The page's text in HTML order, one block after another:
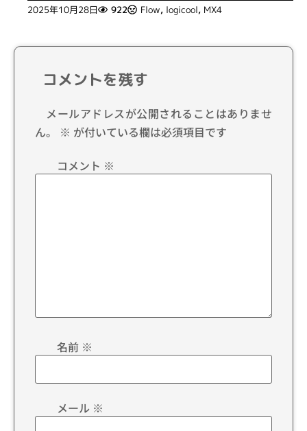
2025年10月28日 922 Flow, logicool, MX4
コメントを残す
メールアドレスが公開されることはありませ
ん。
※ が付いている欄は必須項目です
コメント ※
名前 ※
メール ※